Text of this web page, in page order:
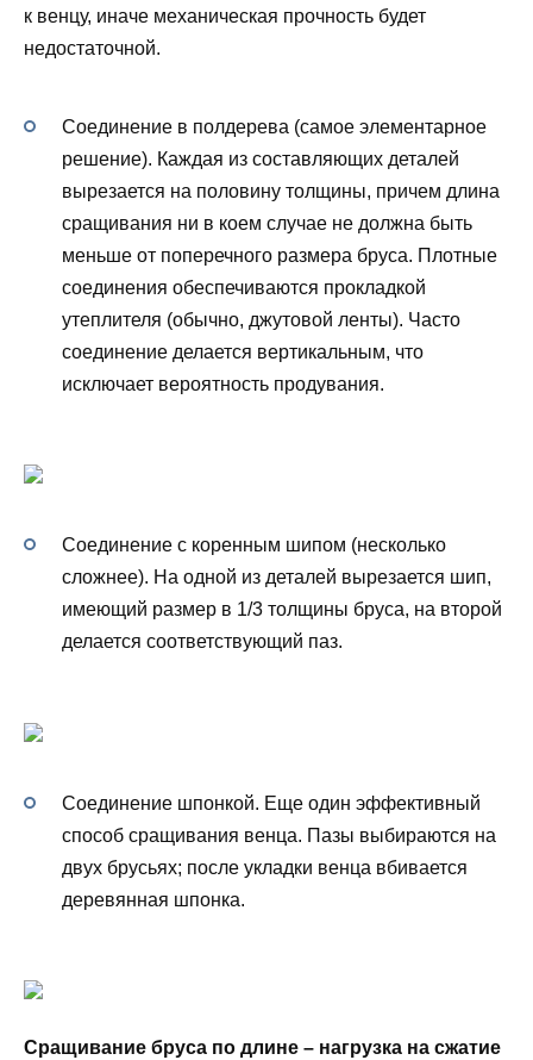
к венцу, иначе механическая прочность будет
недостаточной.
Соединение в полдерева (самое элементарное
решение). Каждая из составляющих деталей
вырезается на половину толщины, причем длина
сращивания ни в коем случае не должна быть
меньше от поперечного размера бруса. Плотные
соединения обеспечиваются прокладкой
утеплителя (обычно, джутовой ленты). Часто
соединение делается вертикальным, что
исключает вероятность продувания.
Соединение с коренным шипом (несколько
сложнее). На одной из деталей вырезается шип,
имеющий размер в 1/3 толщины бруса, на второй
делается соответствующий паз.
Соединение шпонкой. Еще один эффективный
способ сращивания венца. Пазы выбираются на
двух брусьях; после укладки венца вбивается
деревянная шпонка.
Сращивание бруса по длине – нагрузка на сжатие